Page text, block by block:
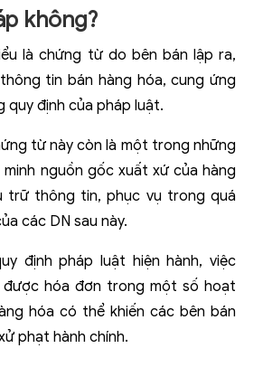
không?
là chứng từ do bên bán lập ra,
tin bán hàng hóa, cung ứng
quy định của pháp luật.
từ này còn là một trong những
nguồn gốc xuất xứ của hàng
trữ thông tin, phục vụ trong quá
các DN sau này.
định pháp luật hiện hành, việc
hóa đơn trong một số hoạt
hóa có thể khiến các bên bán
phạt hành chính.